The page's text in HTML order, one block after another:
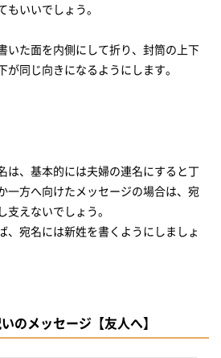
いいでしょう。
いた面を内側にして折り、封筒の上下
が同じ向きになるようにします。
は、基本的には夫婦の連名にすると丁
一方へ向けたメッセージの場合は、宛
えないでしょう。
、宛名には新姓を書くようにしましょ
のメッセージ【友人へ】